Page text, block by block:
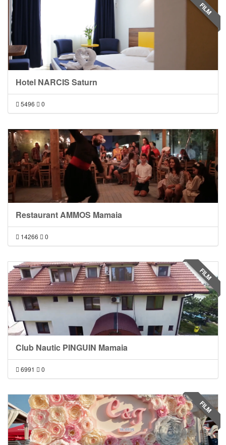
Hotel NARCIS Saturn
5496 0
FILM
Restaurant AMMOS Mamaia
14266 0
Club Nautic PINGUIN Mamaia
6991 0
FILM
FILM